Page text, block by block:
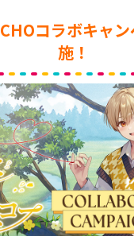
コラボキャン
施！